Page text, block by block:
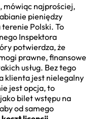
najprościej,
pieniędzy
Polski. To
Inspektora
potwierdza, że
prawne, finansowe
usług. Bez tego
klienta jest nielegalny
jest opcja, to
bilet wstępu na
od samego